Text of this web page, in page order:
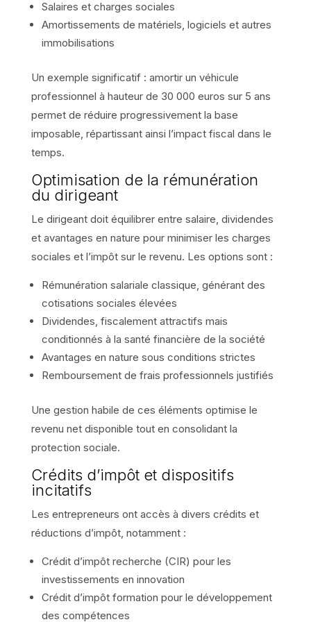
Salaires et charges sociales
Amortissements de matériels, logiciels et autres
immobilisations
Un exemple significatif : amortir un véhicule
professionnel à hauteur de 30 000 euros sur 5 ans
permet de réduire progressivement la base
imposable, répartissant ainsi l’impact fiscal dans le
temps.
Optimisation de la rémunération
du dirigeant
Le dirigeant doit équilibrer entre salaire, dividendes
et avantages en nature pour minimiser les charges
sociales et l’impôt sur le revenu. Les options sont :
Rémunération salariale classique, générant des
cotisations sociales élevées
Dividendes, fiscalement attractifs mais
conditionnés à la santé financière de la société
Avantages en nature sous conditions strictes
Remboursement de frais professionnels justifiés
Une gestion habile de ces éléments optimise le
revenu net disponible tout en consolidant la
protection sociale.
Crédits d’impôt et dispositifs
incitatifs
Les entrepreneurs ont accès à divers crédits et
réductions d’impôt, notamment :
Crédit d’impôt recherche (CIR) pour les
investissements en innovation
Crédit d’impôt formation pour le développement
des compétences